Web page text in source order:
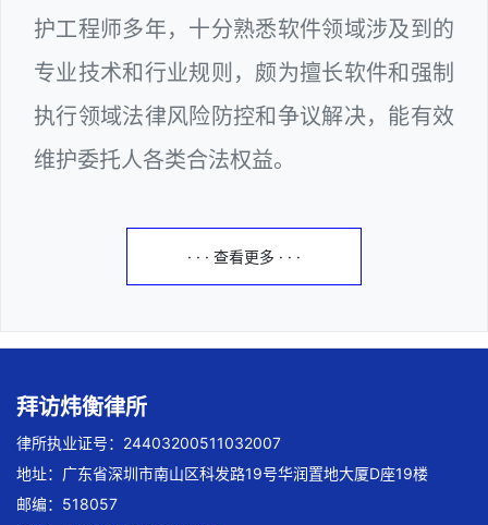
护工程师多年，十分熟悉软件领域涉及到的
专业技术和行业规则，颇为擅长软件和强制
执行领域法律风险防控和争议解决，能有效
维护委托人各类合法权益。
· · · 查看更多 · · ·
拜访炜衡律所
律所执业证号：24403200511032007
地址：广东省深圳市南山区科发路19号华润置地大厦D座19楼
邮编：518057